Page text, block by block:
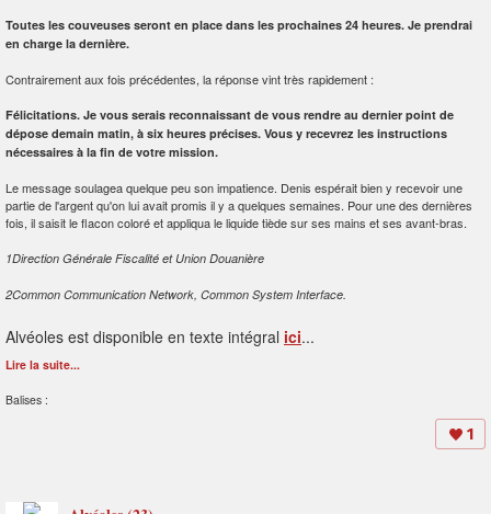
Toutes les couveuses seront en place dans les prochaines 24 heures. Je prendrai
en charge la dernière.
Contrairement aux fois précédentes, la réponse vint très rapidement :
Félicitations. Je vous serais reconnaissant de vous rendre au dernier point de
dépose demain matin, à six heures précises. Vous y recevrez les instructions
nécessaires à la fin de votre mission.
Le message soulagea quelque peu son impatience. Denis espérait bien y recevoir une
partie de l'argent qu'on lui avait promis il y a quelques semaines. Pour une des dernières
fois, il saisit le flacon coloré et appliqua le liquide tiède sur ses mains et ses avant-bras.
1Direction Générale Fiscalité et Union Douanière
2Common Communication Network, Common System Interface.
Alvéoles est disponible en texte intégral ici...
Lire la suite...
Balises :
1